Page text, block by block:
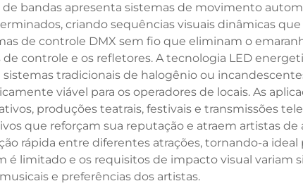
bandas apresenta sistemas de movimento
criando sequências visuais dinâmicas
de controle DMX sem fio que eliminam o
controle e os refletores. A tecnologia LED
tradicionais de halogênio ou
viável para os operadores de locais. As
produções teatrais, festivais e transmissões
que reforçam sua reputação e atraem artistas de
rápida entre diferentes atrações, tornando-a
limitado e os requisitos de impacto visual variam
e preferências dos artistas.